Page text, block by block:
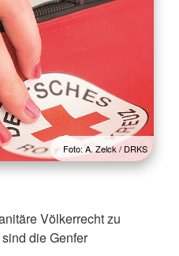
Foto: A. Zelck / DRKS
Völkerrecht zu
die Genfer